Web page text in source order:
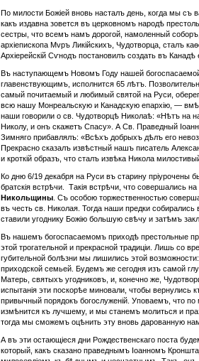
По милости Божіей вновь насталъ день, когда мы съ
какъ издавна зовется въ церковномъ народѣ
сестры, что всемъ намъ дорогой, намоленный
архіепископа Мvръ Ликійскихъ, Чудотворца, сталъ
Архіерейскій Сѵнодъ постановилъ создать въ Канадѣ
Въ наступающемъ Новомъ Году нашей
главенствующимъ, исполнится 65 лѣтъ.
самый почитаемый и любимый святой на Руси,
всю нашу Монреальскую и Канадскую епархію, —
наши говорили о св. Чудотворцѣ Николаѣ: «Нѣтъ на
Николу, и онъ скажетъ Спасу». А Св. Праведный
Зимняго прибавлялъ: «Всѣхъ добрыхъ дѣлъ его
Прекрасно сказалъ извѣстный нашъ писатель
и кроткій образъ, что сталъ извѣка Никола
Ко дню 6/19 декабря на Руси въ старину пріурочены
братскія встрѣчи. Такія встрѣчи, что совершались
Никольщины . Съ особою торжественностью
въ честь св. Николая. Тогда наши предки
ставили угоднику Божію большую свѣчу и затѣмъ
Въ нашемъ богоспасаемомъ приходѣ престольные
этой трогательной и прекрасной традиціи. Лишь со
губительной болѣзни мы лишились этой
приходской семьей. Будемъ же сегодня изъ самой
Матерь, святыхъ угодниковъ, и, конечно же,
испытанія эти поскорѣе миновали, чтобы вернулись
привычный порядокъ богослуженій. Уповаемъ, что
измѣнится къ лучшему, и мы станемъ молиться и
тогда мы сможемъ оцѣнить эту вновь дарованную
А въ эти остающіеся дни Рождественскаго поста
который, какъ сказано праведнымъ Іоанномъ